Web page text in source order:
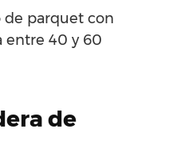
de parquet con
entre 40 y 60
de